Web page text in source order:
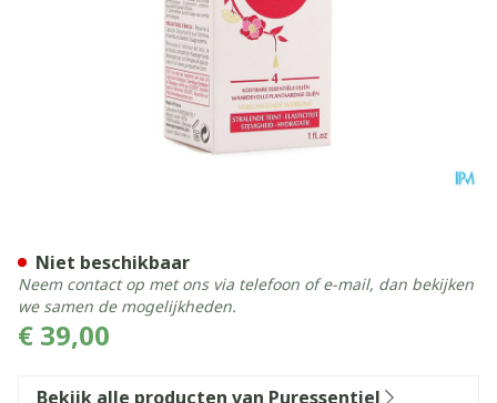
€ 39,00
Niet beschikbaar
Neem contact op met ons via telefoon of e-mail, dan bekijken
we samen de mogelijkheden.
Bekijk alle producten van Puressentiel